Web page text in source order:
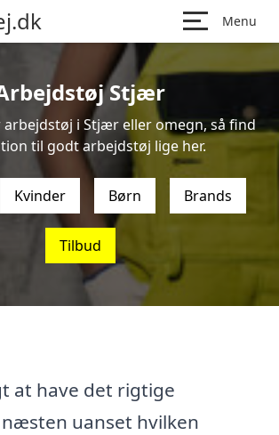
Menu
Stjær
arbejdstøj i Stjær eller omegn, så find
til godt arbejdstøj lige her.
Kvinder Børn Brands
Tilbud
at have det rigtige
uanset hvilken